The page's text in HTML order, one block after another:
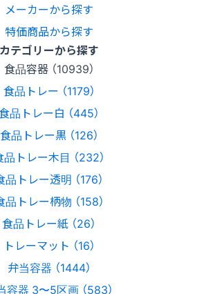
メーカーから探す
特価商品から探す
カテゴリーから探す
食品容器 （10939）
食品トレー （1179）
品トレー白 （445）
食品トレー黒 （126）
品トレー木目 （232）
品トレー透明 （176）
品トレー柄物 （158）
食品トレー紙 （26）
トレーマット （16）
弁当容器 （1444）
容器 3〜5区画 （583）